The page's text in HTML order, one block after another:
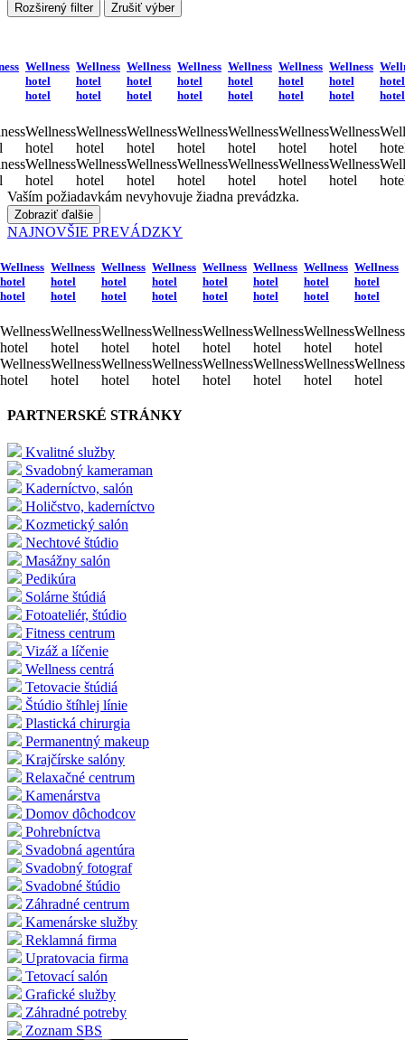
Rozširený filter Zrušiť výber
Wellness
hotel
hotel
Wellness
hotel
Wellness
hotel
Wellness
hotel
hotel
Wellness
hotel
Wellness
hotel
Wellness
hotel
hotel
Wellness
hotel
Wellness
hotel
Wellness
hotel
hotel
Wellness
hotel
Wellness
hotel
Wellness
hotel
hotel
Wellness
hotel
Wellness
hotel
Wellness
hotel
hotel
Wellness
hotel
Wellness
hotel
Wellness
hotel
hotel
Wellness
hotel
Wellness
hotel
hotel
hotel
Vaším požiadavkám nevyhovuje žiadna prevádzka.
Zobraziť ďalšie
NAJNOVŠIE PREVÁDZKY
Wellness
hotel
hotel
Wellness
hotel
Wellness
hotel
Wellness
hotel
hotel
Wellness
hotel
Wellness
hotel
Wellness
hotel
hotel
Wellness
hotel
Wellness
hotel
Wellness
hotel
hotel
Wellness
hotel
Wellness
hotel
Wellness
hotel
hotel
Wellness
hotel
Wellness
hotel
Wellness
hotel
hotel
Wellness
hotel
Wellness
hotel
Wellness
hotel
hotel
Wellness
hotel
Wellness
hotel
Wellness
hotel
hotel
Wellness
hotel
Wellness
hotel
PARTNERSKÉ STRÁNKY
Kvalitné služby
Svadobný kameraman
Kaderníctvo, salón
Holičstvo, kaderníctvo
Kozmetický salón
Nechtové štúdio
Masážny salón
Pedikúra
Solárne štúdiá
Fotoateliér, štúdio
Fitness centrum
Vizáž a líčenie
Wellness centrá
Tetovacie štúdiá
Štúdio štíhlej línie
Plastická chirurgia
Permanentný makeup
Krajčírske salóny
Relaxačné centrum
Kamenárstva
Domov dôchodcov
Pohrebníctva
Svadobná agentúra
Svadobný fotograf
Svadobné štúdio
Záhradné centrum
Kamenárske služby
Reklamná firma
Upratovacia firma
Tetovací salón
Grafické služby
Záhradné potreby
Zoznam SBS